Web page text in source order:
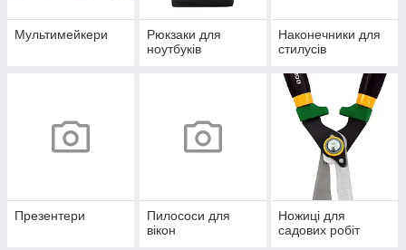
Мультимейкери
Рюкзаки для
ноутбуків
Наконечники для
стилусів
Презентери
Пилососи для
вікон
Ножиці для
садових робіт